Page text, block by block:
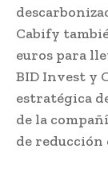
Cabify
euros para
BID Invest y
estratégica
de la
de reducción